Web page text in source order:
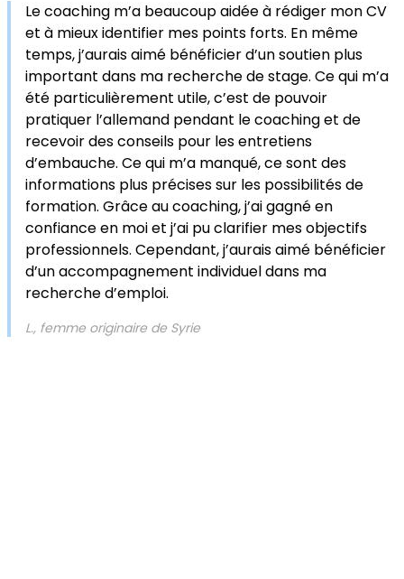
Le coaching m’a beaucoup aidée à rédiger mon CV
et à mieux identifier mes points forts. En même
temps, j’aurais aimé bénéficier d’un soutien plus
important dans ma recherche de stage. Ce qui m’a
été particulièrement utile, c’est de pouvoir
pratiquer l’allemand pendant le coaching et de
recevoir des conseils pour les entretiens
d’embauche. Ce qui m’a manqué, ce sont des
informations plus précises sur les possibilités de
formation. Grâce au coaching, j’ai gagné en
confiance en moi et j’ai pu clarifier mes objectifs
professionnels. Cependant, j’aurais aimé bénéficier
d’un accompagnement individuel dans ma
recherche d’emploi.
L., femme originaire de Syrie